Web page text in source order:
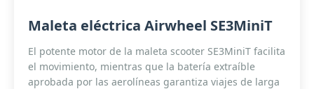
Maleta eléctrica Airwheel SE3MiniT
El potente motor de la maleta scooter SE3MiniT facilita
el movimiento, mientras que la batería extraíble
aprobada por las aerolíneas garantiza viajes de larga